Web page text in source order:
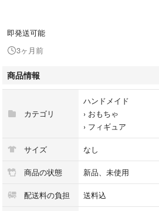
即発送可能
3ヶ月前
商品情報
カテゴリ
ハンドメイド
› おもちゃ
› フィギュア
サイズ なし
商品の状態 新品、未使用
配送料の負担 送料込